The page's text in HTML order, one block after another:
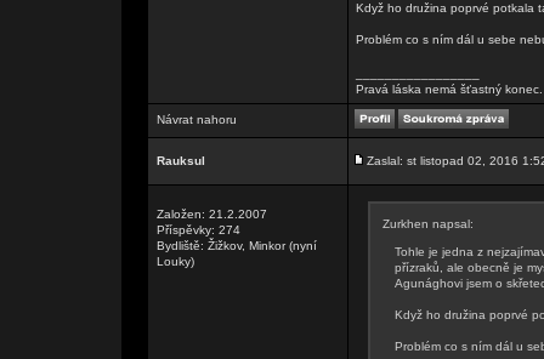
Když ho družina poprvé potkala
Problém co s ním dál u sebe
Pravá láska nemá šťastný
Návrat nahoru
Rauksul Zaslal: st listopad 02, 2016
Založen: 21.2.2007
Příspěvky: 274
Bydliště: Žižkov, Minkor (nyní
Louky)
Zurkhen napsal:
Tohle je jedna z
přízraků, ale obecně je
Agunághovi jsem o
Když ho družina poprvé
Problém co s ním dál u